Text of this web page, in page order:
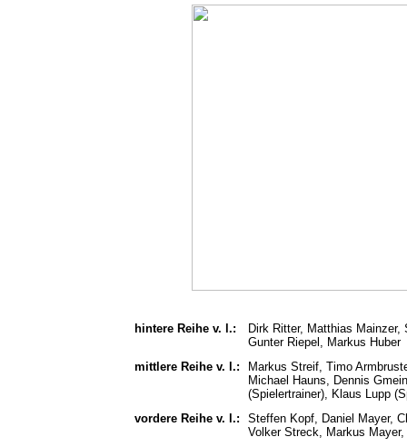
hintere Reihe v. l.:
Dirk Ritter, Matthias Mainzer,
Gunter Riepel, Markus Huber
mittlere Reihe v. l.:
Markus Streif, Timo
Michael Hauns, Dennis
(Spielertrainer), Klaus Lupp
vordere Reihe v. l.:
Steffen Kopf, Daniel Mayer,
Volker Streck, Markus